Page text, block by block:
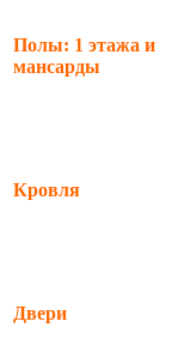
Полы: 1 этажа и
мансарды
Кровля
Двери